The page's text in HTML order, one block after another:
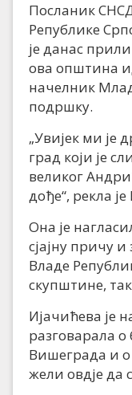
Посланик
Републике
је данас
ова општина
начелник
подршку.
„Увијек ми је
град који је
великог
дође“, рекла
Она је
сјајну причу
Владе
скупштине,
Ијачићева је
разговарала
Вишеграда и о
жели овдје да